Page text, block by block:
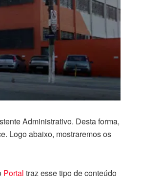
Administrativo. Desta forma,
Logo abaixo, mostraremos os
Portal traz esse tipo de conteúdo